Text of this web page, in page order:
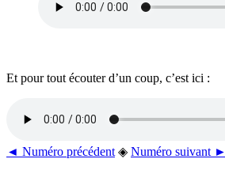
Et pour tout écouter d’un coup, c’est ici :
◄ Numéro précédent ◈ Numéro suivant ►